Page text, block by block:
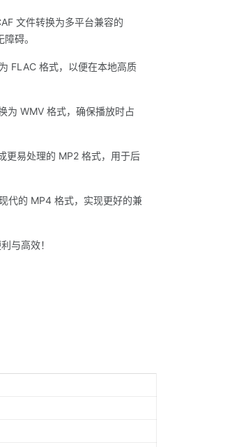
文件转换为多平台兼容的
碍。
FLAC 格式，以便在本地高质
为 WMV 格式，确保播放时占
更易处理的 MP2 格式，用于后
代的 MP4 格式，实现更好的兼
与高效！